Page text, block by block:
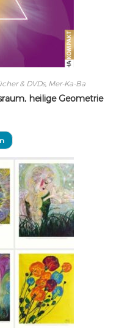
& DVDs, Mer-Ka-Ba
heilige Geometrie